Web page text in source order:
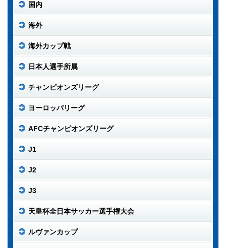
国内
海外
海外カップ戦
日本人選手所属
チャンピオンズリーグ
ヨーロッパリーグ
AFCチャンピオンズリーグ
J1
J2
J3
天皇杯全日本サッカー選手権大会
ルヴァンカップ